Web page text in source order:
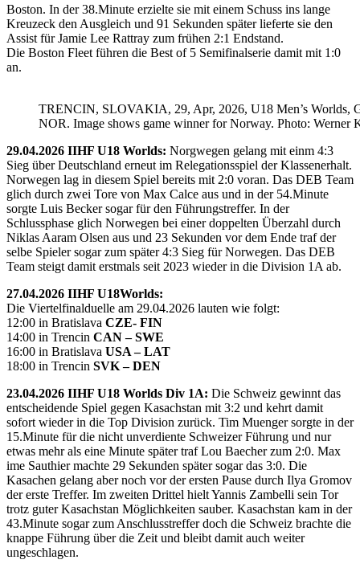
Boston. In der 38.Minute erzielte sie mit einem Schuss ins lange
Kreuzeck den Ausgleich und 91 Sekunden später lieferte sie den
Assist für Jamie Lee Rattray zum frühen 2:1 Endstand.
Die Boston Fleet führen die Best of 5 Semifinalserie damit mit 1:0
an.
TRENCIN, SLOVAKIA, 29, Apr, 2026, U18 Men’s Worlds,
NOR. Image shows game winner for Norway. Photo: Werner
29.04.2026 IIHF U18 Worlds: Norgwegen gelang mit einm 4:3
Sieg über Deutschland erneut im Relegationsspiel der Klassenerhalt.
Norwegen lag in diesem Spiel bereits mit 2:0 voran. Das DEB Team
glich durch zwei Tore von Max Calce aus und in der 54.Minute
sorgte Luis Becker sogar für den Führungstreffer. In der
Schlussphase glich Norwegen bei einer doppelten Überzahl durch
Niklas Aaram Olsen aus und 23 Sekunden vor dem Ende traf der
selbe Spieler sogar zum später 4:3 Sieg für Norwegen. Das DEB
Team steigt damit erstmals seit 2023 wieder in die Division 1A ab.
27.04.2026 IIHF U18Worlds:
Die Viertelfinalduelle am 29.04.2026 lauten wie folgt:
12:00 in Bratislava CZE- FIN
14:00 in Trencin CAN – SWE
16:00 in Bratislava USA – LAT
18:00 in Trencin SVK – DEN
23.04.2026 IIHF U18 Worlds Div 1A: Die Schweiz gewinnt das
entscheidende Spiel gegen Kasachstan mit 3:2 und kehrt damit
sofort wieder in die Top Division zurück. Tim Muenger sorgte in der
15.Minute für die nicht unverdiente Schweizer Führung und nur
etwas mehr als eine Minute später traf Lou Baecher zum 2:0. Max
ime Sauthier machte 29 Sekunden später sogar das 3:0. Die
Kasachen gelang aber noch vor der ersten Pause durch Ilya Gromov
der erste Treffer. Im zweiten Drittel hielt Yannis Zambelli sein Tor
trotz guter Kasachstan Möglichkeiten sauber. Kasachstan kam in der
43.Minute sogar zum Anschlusstreffer doch die Schweiz brachte die
knappe Führung über die Zeit und bleibt damit auch weiter
ungeschlagen.